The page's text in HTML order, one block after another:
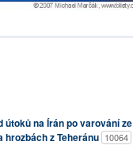
útoků na Írán po varování ze
hrozbách z Teheránu 10064